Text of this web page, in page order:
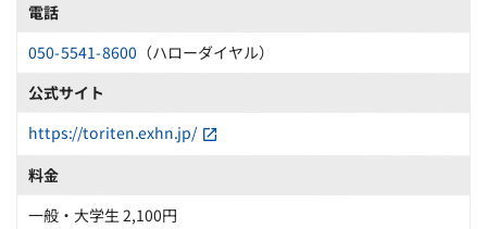
電話
050-5541-8600 （ハローダイヤル）
公式サイト
https://toriten.exhn.jp/
料金
一般・大学生 2,100円